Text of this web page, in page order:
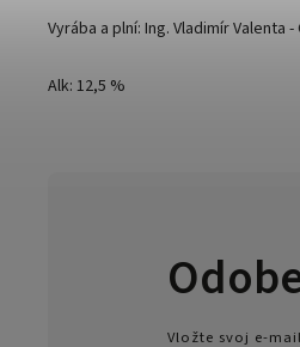
Vyrába a plní: Ing. Vladimír Valenta -
Alk: 12,5 %
Vložte svoj e-